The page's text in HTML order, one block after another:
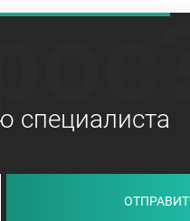
специалиста